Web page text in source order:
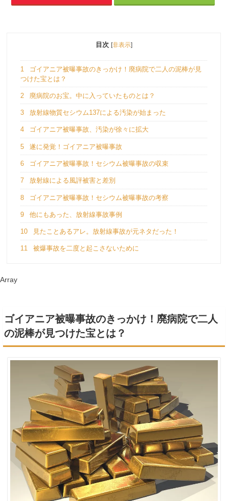
目次 [非表示]
1
ゴイアニア被曝事故のきっかけ！廃病院で二人の泥棒が見
つけた宝とは？
2 廃病院のお宝。中に入っていたものとは？
3 放射線物質セシウム137による汚染が始まった
4 ゴイアニア被曝事故、汚染が徐々に拡大
5 遂に発覚！ゴイアニア被曝事故
6 ゴイアニア被曝事故！セシウム被曝事故の収束
7 放射線による風評被害と差別
8 ゴイアニア被曝事故！セシウム被曝事故の考察
9 他にもあった、放射線事故事例
10 見たことあるアレ。放射線事故が元ネタだった！
11 被爆事故を二度と起こさないために
Array
ゴイアニア被曝事故のきっかけ！廃病院で二人
の泥棒が見つけた宝とは？